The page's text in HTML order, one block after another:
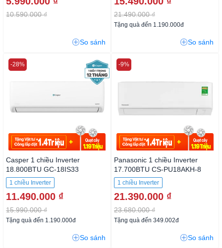
10.590.000 ₫
So sánh
21.490.000 ₫
Tặng quà đến 1.190.000đ
So sánh
Casper 1 chiều Inverter
18.800BTU GC-18IS33
1 chiều Inverter
11.490.000 ₫
15.990.000 ₫
-28%
Tặng quà đến 1.190.000đ
So sánh
Panasonic 1 chiều Inverter
17.700BTU CS-PU18AKH-8
1 chiều Inverter
21.390.000 ₫
23.680.000 ₫
-9%
Tặng quà đến 349.002đ
So sánh